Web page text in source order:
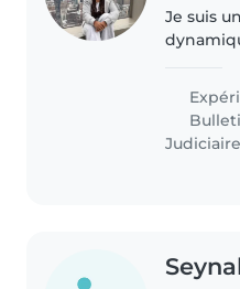
Je suis
de tous
activités
je
Judiciaire